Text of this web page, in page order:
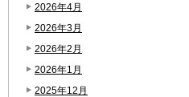
2026年4月
2026年3月
2026年2月
2026年1月
2025年12月